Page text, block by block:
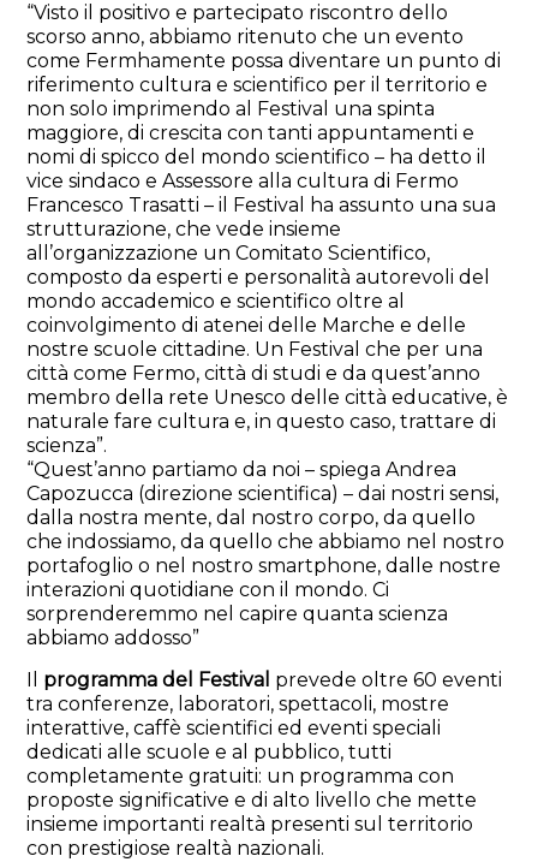
“Visto il positivo e partecipato riscontro dello
scorso anno, abbiamo ritenuto che un evento
come Fermhamente possa diventare un punto di
riferimento cultura e scientifico per il territorio e
non solo imprimendo al Festival una spinta
maggiore, di crescita con tanti appuntamenti e
nomi di spicco del mondo scientifico – ha detto il
vice sindaco e Assessore alla cultura di Fermo
Francesco Trasatti – il Festival ha assunto una sua
strutturazione, che vede insieme
all’organizzazione un Comitato Scientifico,
composto da esperti e personalità autorevoli del
mondo accademico e scientifico oltre al
coinvolgimento di atenei delle Marche e delle
nostre scuole cittadine. Un Festival che per una
città come Fermo, città di studi e da quest’anno
membro della rete Unesco delle città educative, è
naturale fare cultura e, in questo caso, trattare di
scienza”.
“Quest’anno partiamo da noi – spiega Andrea
Capozucca (direzione scientifica) – dai nostri sensi,
dalla nostra mente, dal nostro corpo, da quello
che indossiamo, da quello che abbiamo nel nostro
portafoglio o nel nostro smartphone, dalle nostre
interazioni quotidiane con il mondo. Ci
sorprenderemmo nel capire quanta scienza
abbiamo addosso”
programma del Festival prevede oltre 60 eventi
tra conferenze, laboratori, spettacoli, mostre
interattive, caffè scientifici ed eventi speciali
dedicati alle scuole e al pubblico, tutti
completamente gratuiti: un programma con
proposte significative e di alto livello che mette
insieme importanti realtà presenti sul territorio
con prestigiose realtà nazionali.